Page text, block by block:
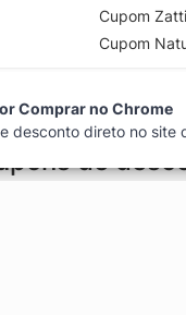
Cupom
Cupom
de
Comprar no Chrome
desconto direto no site